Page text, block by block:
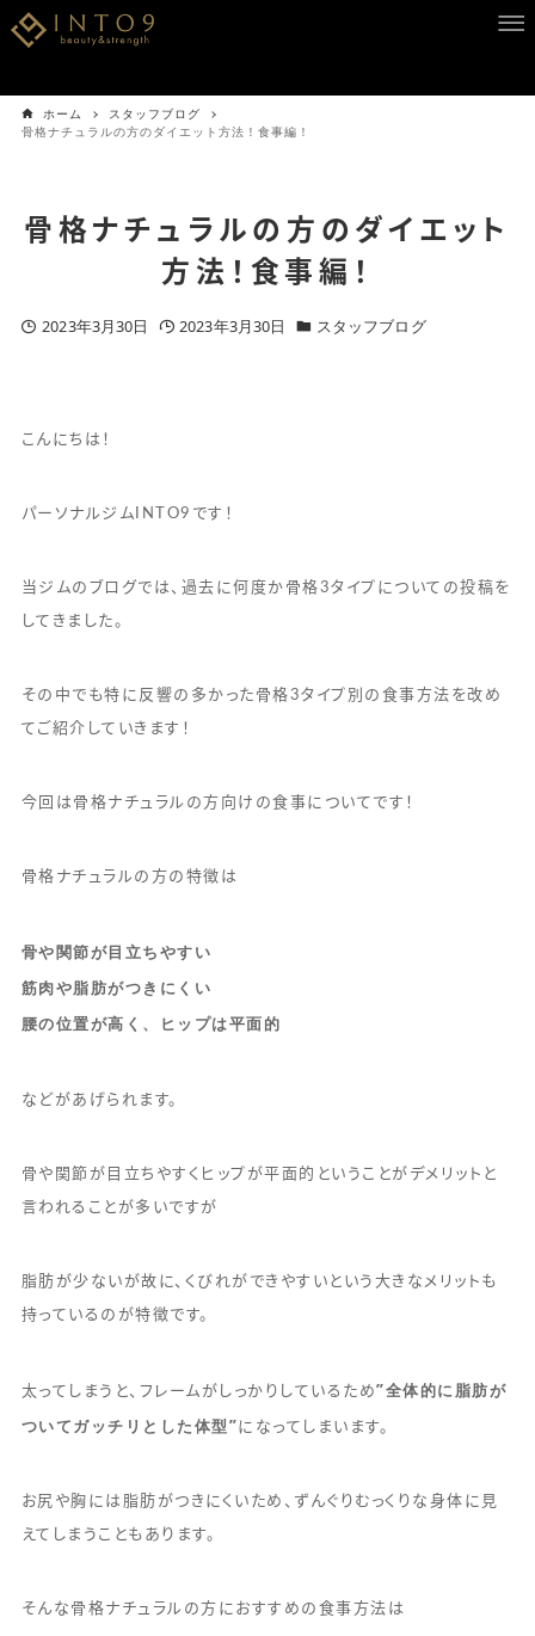
ホーム
スタッフブログ
骨格ナチュラルの方のダイエット方法！食事編！
骨格ナチュラルの方のダイエット
方法！食事編！
2023年3月30日 2023年3月30日 スタッフブログ
こんにちは！
パーソナルジムINTO9です！
当ジムのブログでは、過去に何度か骨格3タイプについての投稿を
してきました。
その中でも特に反響の多かった骨格3タイプ別の食事方法を改め
てご紹介していきます！
今回は骨格ナチュラルの方向けの食事についてです！
骨格ナチュラルの方の特徴は
骨や関節が目立ちやすい
筋肉や脂肪がつきにくい
腰の位置が高く、ヒップは平面的
などがあげられます。
骨や関節が目立ちやすくヒップが平面的ということがデメリットと
言われることが多いですが
脂肪が少ないが故に、くびれができやすいという大きなメリットも
持っているのが特徴です。
太ってしまうと、フレームがしっかりしているため”全体的に脂肪が
ついてガッチリとした体型”になってしまいます。
お尻や胸には脂肪がつきにくいため、ずんぐりむっくりな身体に見
えてしまうこともあります。
そんな骨格ナチュラルの方におすすめの食事方法は